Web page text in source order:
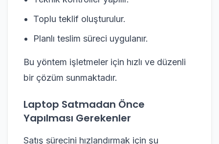
Toplu teklif oluşturulur.
Planlı teslim süreci uygulanır.
Bu yöntem işletmeler için hızlı ve düzenli
bir çözüm sunmaktadır.
Laptop Satmadan Önce
Yapılması Gerekenler
Satış sürecini hızlandırmak için şu